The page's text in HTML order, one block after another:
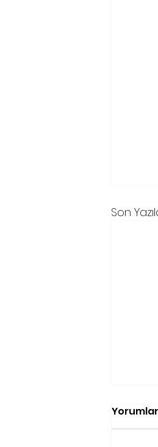
Son
Yorumlar